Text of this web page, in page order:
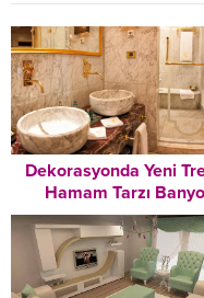
Dekorasyonda Yeni
Hamam Tarzı Banyo
Dekorasyonu